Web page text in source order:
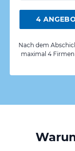
4
Nach dem
maximal 4